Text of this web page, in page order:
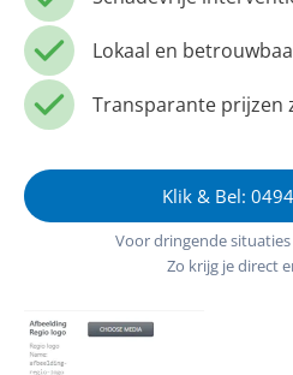
Lokaal en
Transparante prijzen
Klik & Bel:
Voor dringende
Zo krijg je direct